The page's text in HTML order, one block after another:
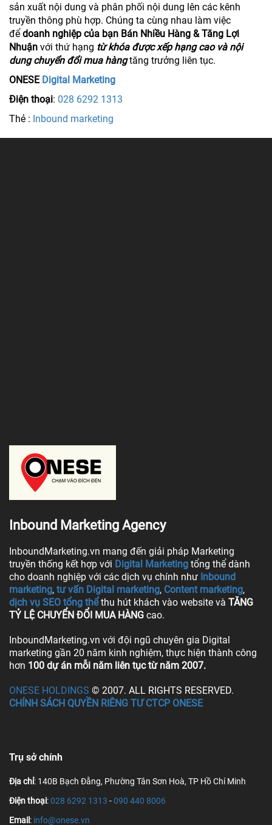
sản xuất nội dung và phân phối nội dung lên các kênh
truyền thông phù hợp. Chúng ta cùng nhau làm việc
để doanh nghiệp của bạn Bán Nhiều Hàng & Tăng Lợi
Nhuận với thứ hạng từ khóa được xếp hạng cao và nội
dung chuyển đổi mua hàngtăng trưởng liên tục.
ONESE Digital Marketing
Điện thoại: 028 6292 1313
Thẻ : Inbound marketing
Inbound Marketing Agency
InboundMarketing.vn mang đến giải pháp Marketing
truyền thống kết hợp với Digital Marketing tổng thể dành
cho doanh nghiệp với các dịch vụ chính như Inbound
marketing, tư vấn Digital marketing, Content marketing,
dịch vụ SEO tổng thể thu hút khách vào website và TĂNG
TỶ LỆ CHUYỂN ĐỔI MUA HÀNG cao.
InboundMarketing.vn với đội ngũ chuyên gia Digital
marketing gần 20 năm kinh nghiệm, thực hiện thành công
hơn 100 dự án mỗi năm liên tục từ năm 2007.
ONESE HOLDINGS © 2007. ALL RIGHTS RESERVED.
CHÍNH SÁCH QUYỀN RIÊNG TƯ CTCP ONESE
Trụ sở chính
Địa chỉ: 140B Bạch Đằng, Phường Tân Sơn Hoà, TP Hồ Chí Minh
Điện thoại:028 6292 1313 -090 440 8006
Email: info@onese.vn